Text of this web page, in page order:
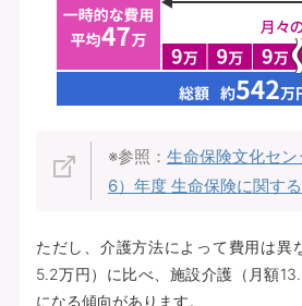
※参照： 生命保険文化セ
6）年度 生命保険に関する
ただし、介護方法によって費用は異
5.2万円）に比べ、施設介護（月額
になる傾向があります。